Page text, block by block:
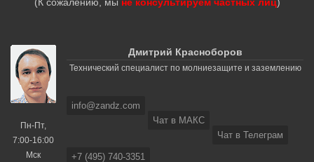
Пн-Пт,
7:00-16:00
Мск
Дмитрий Красноборов
Технический специалист по молниезащите и заземлению
info@zandz.com
Чат в МАКС
Чат в Телеграм
+7 (495) 740-3351